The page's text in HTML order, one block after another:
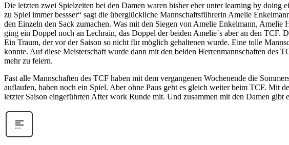
Die letzten zwei Spielzeiten bei den Damen waren bisher eher unter learning by
zu Spiel immer bessser“ sagt die überglückliche Mannschaftsführerin Amelie
den Einzeln den Sack zumachen. Was mit den Siegen von Amelie Enkelmann,
ging ein Doppel noch an Lechrain, das Doppel der beiden Amelie´s aber an den
Ein Traum, der vor der Saison so nicht für möglich gehaltenen wurde. Eine tolle
konnte. Auf diese Meisterschaft wurde dann mit den beiden Herrenmannschaften des
mehr zu feiern.
Fast alle Mannschaften des TCF haben mit dem vergangenen Wochenende die
auflaufen, haben noch ein Spiel. Aber ohne Paus geht es gleich weiter beim TCF. Mit
letzter Saison eingeführten After work Runde mit. Und zusammen mit den Damen